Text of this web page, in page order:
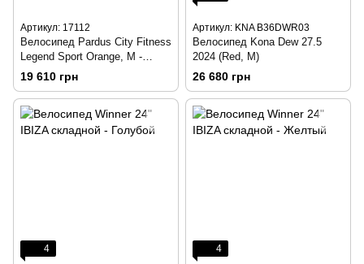
Артикул: 17112
Велосипед Pardus City Fitness
Legend Sport Orange, M -
PDCLS47OG
19 610 грн
Артикул: KNA B36DWR03
Велосипед Kona Dew 27.5
2024 (Red, M)
26 680 грн
4 4